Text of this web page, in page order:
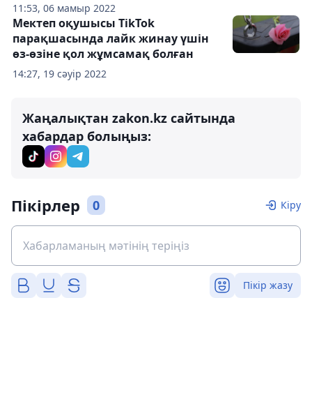
11:53, 06 мамыр 2022
14:27, 19 сәуір 2022
Мектеп оқушысы TikTok
парақшасында лайк жинау үшін
өз-өзіне қол жұмсамақ болған
Жаңалықтан zakon.kz сайтында
хабардар болыңыз:
Пікірлер 0 Кіру
Пікір жазу